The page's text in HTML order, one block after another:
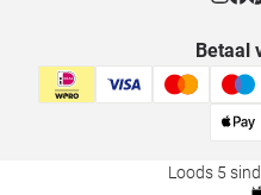
Betaal
Loods 5